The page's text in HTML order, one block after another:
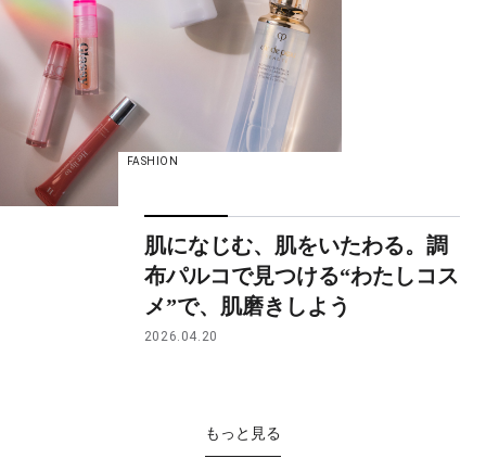
FASHION
肌になじむ、肌をいたわる。調
布パルコで見つける“わたしコス
メ”で、肌磨きしよう
2026.04.20
もっと見る